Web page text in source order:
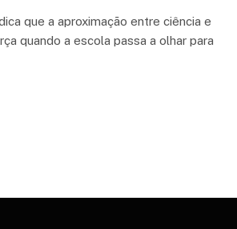
que a aproximação entre ciência e
quando a escola passa a olhar para